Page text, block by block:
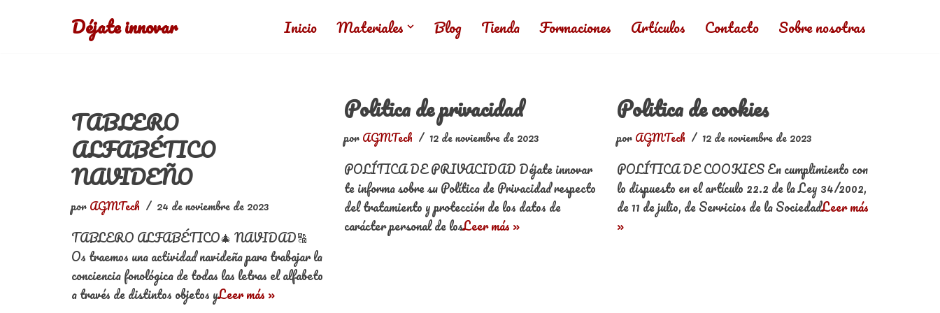
Déjate innovar Inicio Materiales Blog Tienda Formaciones Artículos Contacto Sobre nosotras
TABLERO
ALFABÉTICO
NAVIDEÑO
porAGMTech 24 de noviembre de 2023
TABLERO ALFABÉTICO🎄 NAVIDAD🔠
Os traemos una actividad navideña para trabajar la
conciencia fonológica de todas las letras el alfabeto
a través de distintos objetos yLeer más »
Politica de privacidad
porAGMTech 12 de noviembre de 2023
POLÍTICA DE PRIVACIDAD Déjate innovar
te informa sobre su Política de Privacidad respecto
del tratamiento y protección de los datos de
carácter personal de losLeer más »
Politica de cookies
porAGMTech 12 de noviembre de 2023
POLÍTICA DE COOKIES En cumplimiento con
lo dispuesto en el artículo 22.2 de la Ley 34/2002,
de 11 de julio, de Servicios de la SociedadLeer más
»